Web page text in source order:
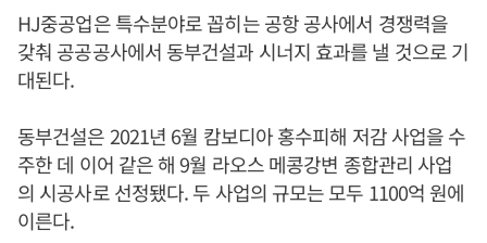
HJ중공업은 특수분야로 꼽히는 공항 공사에서 경쟁력을
갖춰 공공공사에서 동부건설과 시너지 효과를 낼 것으로 기
대된다.
동부건설은 2021년 6월 캄보디아 홍수피해 저감 사업을 수
주한 데 이어 같은 해 9월 라오스 메콩강변 종합관리 사업
의 시공사로 선정됐다. 두 사업의 규모는 모두 1100억 원에
이른다.